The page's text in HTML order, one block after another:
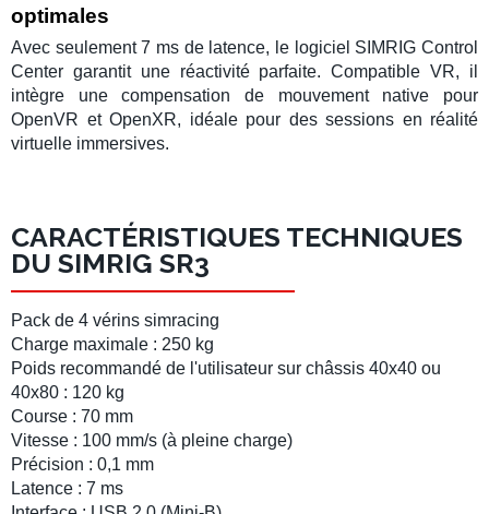
optimales
Avec seulement7 ms de latence, le logiciel SIMRIG Control
Center garantit une réactivité parfaite. Compatible VR, il
intègre une compensation de mouvement native pour
OpenVR et OpenXR, idéale pour des sessions en réalité
virtuelle immersives.
CARACTÉRISTIQUES TECHNIQUES
DU SIMRIG SR3
Pack de 4 vérins simracing
Charge maximale : 250 kg
Poids recommandé de l'utilisateur sur châssis 40x40 ou
40x80 : 120 kg
Course : 70 mm
Vitesse : 100 mm/s (à pleine charge)
Précision : 0,1 mm
Latence : 7 ms